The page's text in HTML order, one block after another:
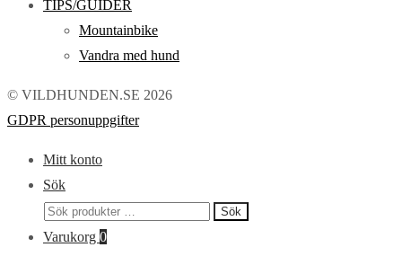
TIPS/GUIDER
Mountainbike
Vandra med hund
© VILDHUNDEN.SE 2026
GDPR personuppgifter
Mitt konto
Sök
Sök
efter:
Sök
Varukorg 0